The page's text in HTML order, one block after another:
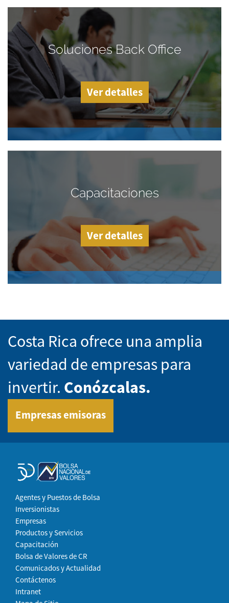
Soluciones Back Office
Ver detalles
Capacitaciones
Ver detalles
Costa Rica ofrece una amplia
variedad de empresas para
invertir. Conózcalas.
Empresas emisoras
Agentes y Puestos de Bolsa
Inversionistas
Empresas
Productos y Servicios
Capacitación
Bolsa de Valores de CR
Comunicados y Actualidad
Contáctenos
Intranet